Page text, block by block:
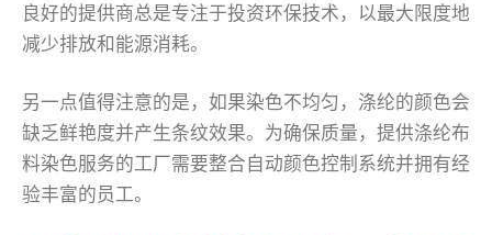
良好的提供商总是专注于投资环保技术，以最大限度地
减少排放和能源消耗。
另一点值得注意的是，如果染色不均匀，涤纶的颜色会
缺乏鲜艳度并产生条纹效果。为确保质量，提供涤纶布
料染色服务的工厂需要整合自动颜色控制系统并拥有经
验丰富的员工。